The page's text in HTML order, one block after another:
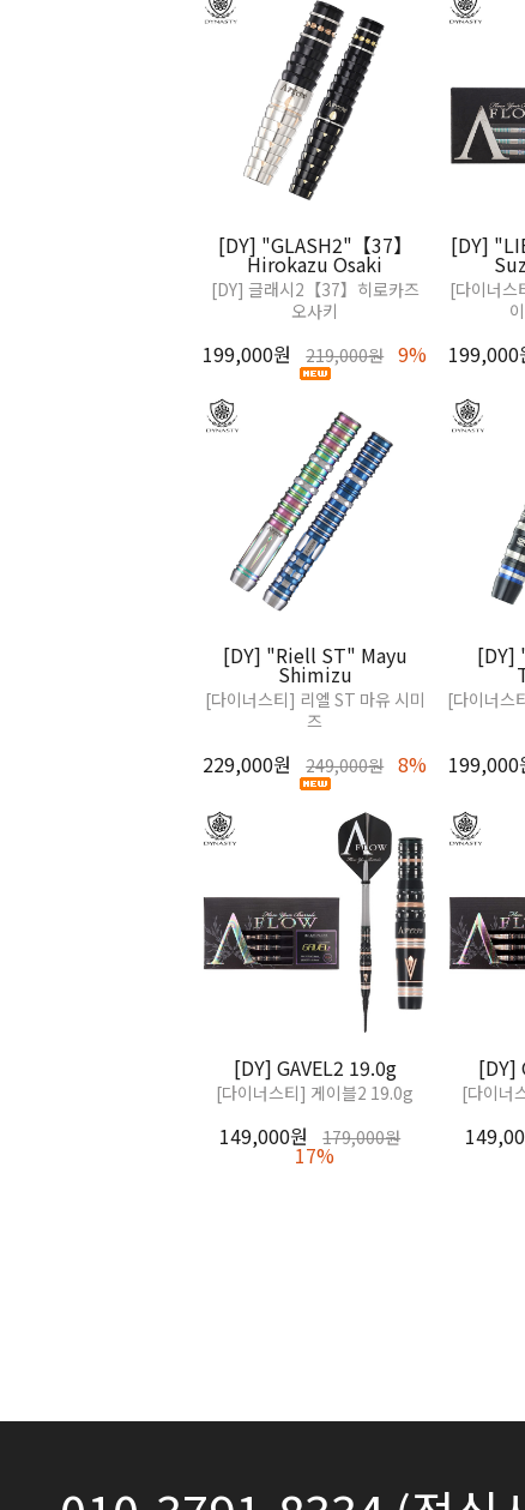
[DY] "GLASH2"【37】
Hirokazu Osaki
[DY] 글래시2【37】히로카즈
오사키
199,000원 219,000원 9%
[DY]
[다이너스
199,000
[DY] "Riell ST" Mayu
Shimizu
[다이너스티] 리엘 ST 마유 시미
즈
229,000원 249,000원 8%
[DY]
[다이너스
199,000
[DY] GAVEL2 19.0g
[다이너스티] 게이블2 19.0g
149,000원 179,000원
17%
[DY]
[다이너